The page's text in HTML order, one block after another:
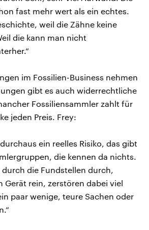
fast mehr wert als ein echtes.
weil die Zähne keine
die kann man nicht
im Fossilien-Business nehmen
gibt es auch widerrechtliche
Fossiliensammler zahlt für
jeden Preis. Frey:
ein reelles Risiko, das gibt
die kennen da nichts.
durch die Fundstellen durch,
Gerät rein, zerstören dabei viel
paar wenige, teure Sachen oder